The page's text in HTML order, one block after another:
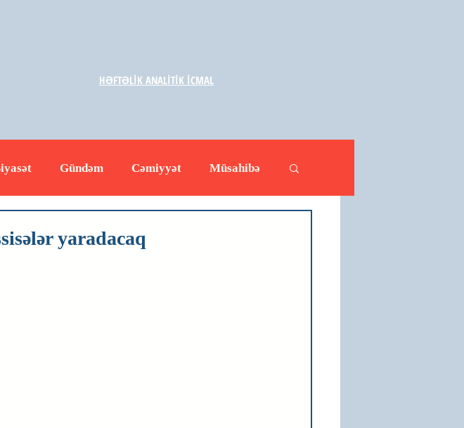
Gündəm Cəmiyyət Müsahibə
yaradacaq
HƏFTƏLİK ANALİTİK İCMAL